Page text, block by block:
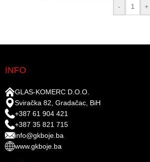
-
+
INFO
GLAS-KOMERC D.O.O.
Sviračka 82, Gradačac, BiH
+387 61 904 421
+387 35 821 715
info@gkboje.ba
www.gkboje.ba